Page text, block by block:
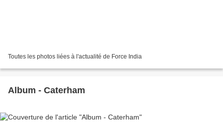
Toutes les photos liées à l'actualité de Force India
Album - Caterham